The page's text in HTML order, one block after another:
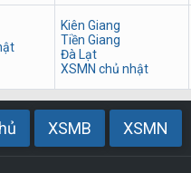
Kiên Giang
Tiền Giang
Đà Lạt
XSMN chủ nhật
XSMB XSMN